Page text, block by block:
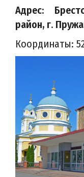
Адрес:
район, г.
Координаты: